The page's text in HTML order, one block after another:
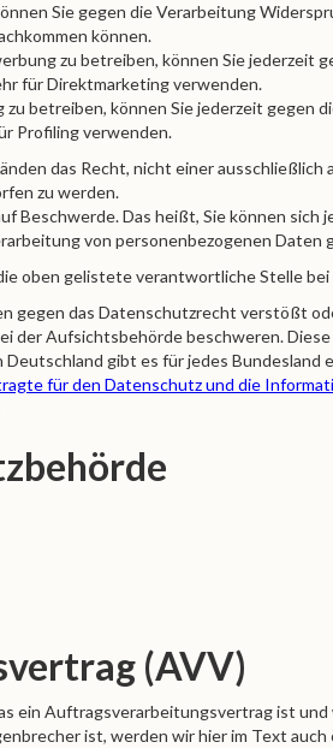
Sie gegen die Verarbeitung
können.
zu betreiben, können Sie jederzeit
für Direktmarketing verwenden.
betreiben, können Sie jederzeit gegen
Profiling verwenden.
das Recht, nicht einer
zu werden.
Beschwerde. Das heißt, Sie können
von personenbezogenen
oben gelistete verantwortliche Stelle
gegen das Datenschutzrecht verstößt
der Aufsichtsbehörde beschweren.
gibt es für jedes Bundesland
für den Datenschutz und die
(AVV)
ein Auftragsverarbeitungsvertrag ist
ist, werden wir hier im Text